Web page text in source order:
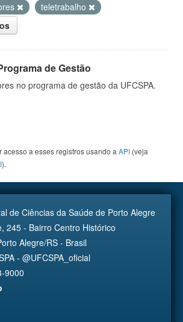
teletrabalho
de Gestão
no programa de gestão da UFCSPA.
acesso a esses registros usando a API (veja
).
de Ciências da Saúde de Porto Alegre
245 - Bairro Centro Histórico
Alegre/RS - Brasil
- @UFCSPA_oficial
9000